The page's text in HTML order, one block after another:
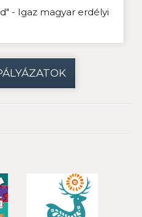
- Igaz magyar erdélyi